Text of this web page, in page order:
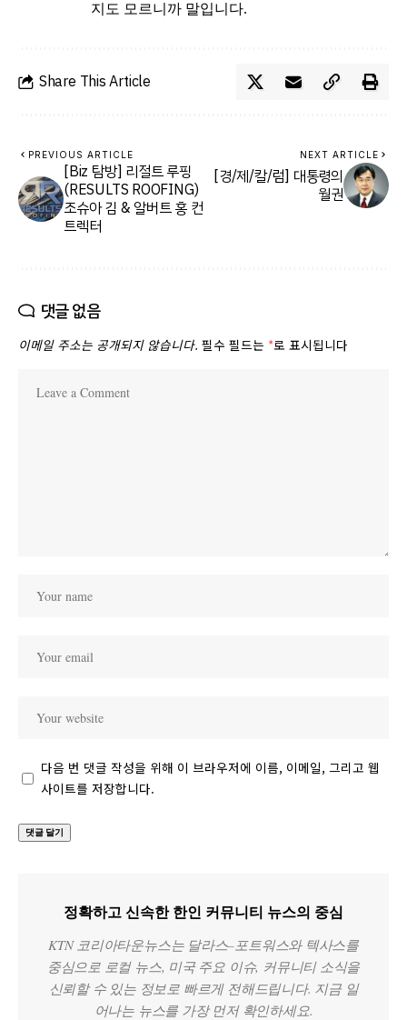
지도 모르니까 말입니다.
Share This Article
PREVIOUS ARTICLE
[Biz 탐방] 리절트 루핑
(RESULTS ROOFING)
조슈아 김 & 알버트 홍 컨
트렉터
NEXT ARTICLE
[경/제/칼/럼] 대통령의
월권
댓글 없음
이메일 주소는 공개되지 않습니다. 필수 필드는 *로 표시됩니다
다음 번 댓글 작성을 위해 이 브라우저에 이름, 이메일, 그리고 웹
사이트를 저장합니다.
정확하고 신속한 한인 커뮤니티 뉴스의 중심
KTN 코리아타운뉴스는 달라스–포트워스와 텍사스를
중심으로 로컬 뉴스, 미국 주요 이슈, 커뮤니티 소식을
신뢰할 수 있는 정보로 빠르게 전해드립니다. 지금 일
어나는 뉴스를 가장 먼저 확인하세요.